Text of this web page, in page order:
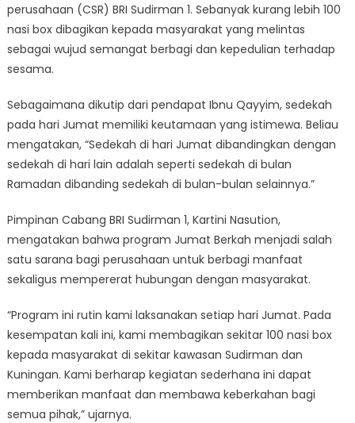
perusahaan (CSR) BRI Sudirman 1. Sebanyak kurang lebih 100
nasi box dibagikan kepada masyarakat yang melintas
sebagai wujud semangat berbagi dan kepedulian terhadap
sesama.
Sebagaimana dikutip dari pendapat Ibnu Qayyim, sedekah
pada hari Jumat memiliki keutamaan yang istimewa. Beliau
mengatakan, “Sedekah di hari Jumat dibandingkan dengan
sedekah di hari lain adalah seperti sedekah di bulan
Ramadan dibanding sedekah di bulan-bulan selainnya.”
Pimpinan Cabang BRI Sudirman 1, Kartini Nasution,
mengatakan bahwa program Jumat Berkah menjadi salah
satu sarana bagi perusahaan untuk berbagi manfaat
sekaligus mempererat hubungan dengan masyarakat.
“Program ini rutin kami laksanakan setiap hari Jumat. Pada
kesempatan kali ini, kami membagikan sekitar 100 nasi box
kepada masyarakat di sekitar kawasan Sudirman dan
Kuningan. Kami berharap kegiatan sederhana ini dapat
memberikan manfaat dan membawa keberkahan bagi
semua pihak,” ujarnya.